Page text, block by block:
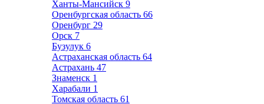
Ханты-Мансийск 9
Оренбургская область 66
Оренбург 29
Орск 7
Бузулук 6
Астраханская область 64
Астрахань 47
Знаменск 1
Харабали 1
Томская область 61